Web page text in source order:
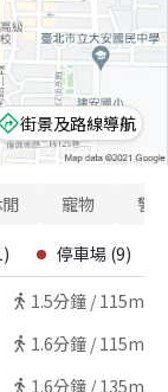
街景及路線導航
寵物 警
) 停車場 (9)
1.5分鐘 / 115m
1.6分鐘 / 115m
1.6分鐘 / 135m